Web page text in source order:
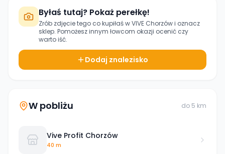
Byłaś tutaj? Pokaż perełkę!
Zrób zdjęcie tego co kupiłaś wVIVE Chorzówi oznacz
sklep. Pomożesz innym łowcom okazji ocenić czy
warto iść.
Dodaj znalezisko
W pobliżu do 5 km
Vive Profit Chorzów
40 m